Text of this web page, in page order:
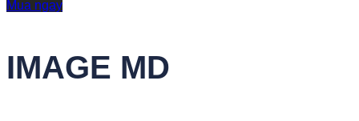
Mua ngay
IMAGE MD